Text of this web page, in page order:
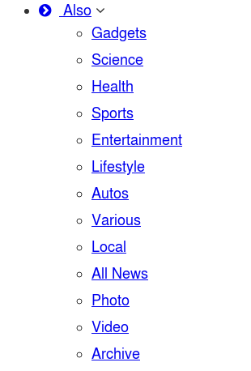
Also
Gadgets
Science
Health
Sports
Entertainment
Lifestyle
Autos
Various
Local
All News
Photo
Video
Archive